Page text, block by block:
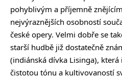
pohyblivým a příjemně
nejvýraznějších osobností
české opery. Velmi dobře se
starší hudbě již dostatečně
(indiánská dívka Lisinga),
čistotou tónu a kultivovaností